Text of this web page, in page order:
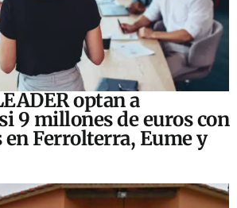
optan a
9 millones de euros con
en Ferrolterra, Eume y